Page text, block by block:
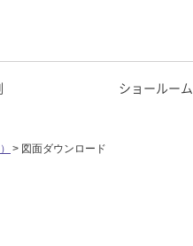
ショールーム
図面ダウンロード